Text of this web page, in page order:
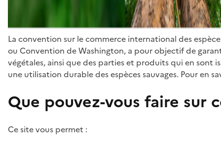
La convention sur le commerce international des
ou Convention de Washington, a pour objectif de
végétales, ainsi que des parties et produits qui en sont
une utilisation durable des espèces sauvages. Pour en
Que pouvez-vous faire sur
Ce site vous permet :